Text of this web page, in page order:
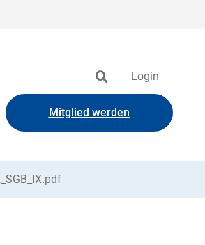
Login
Mitglied werden